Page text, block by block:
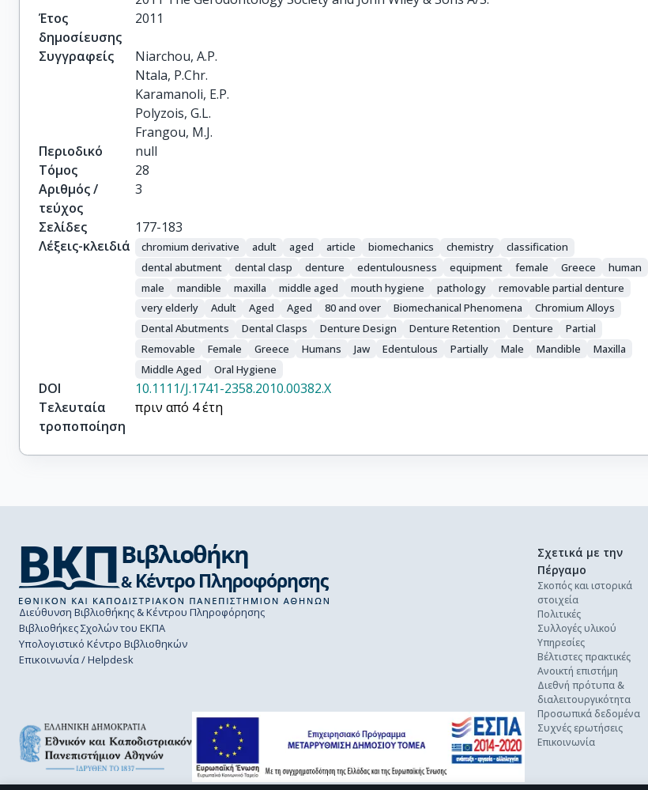
Έτος
δημοσίευσης
2011
Συγγραφείς
Niarchou, A.P.
Ntala, P.Chr.
Karamanoli, E.P.
Polyzois, G.L.
Frangou, M.J.
Περιοδικό
null
Τόμος
28
Αριθμός /
τεύχος
3
Σελίδες
177-183
Λέξεις-κλειδιά
chromium derivative adult aged article biomechanics chemistry
classification
dental abutment
dental clasp denture edentulousness equipment female Greece
human
male
mandible maxilla middle aged mouth hygiene pathology
removable partial denture
very elderly
Adult Aged Aged 80 and over Biomechanical Phenomena
Chromium Alloys
Dental Abutments
Dental Clasps Denture Design Denture Retention Denture
Partial
Removable
Female Greece Humans Jaw Edentulous Partially Male Mandible
Maxilla
Middle Aged
Oral Hygiene
DOI
10.1111/J.1741-2358.2010.00382.X
Τελευταία
τροποποίηση
πριν από 4 έτη
Διεύθυνση Βιβλιοθήκης & Κέντρου Πληροφόρησης
Βιβλιοθήκες Σχολών του ΕΚΠΑ
Υπολογιστικό Κέντρο Βιβλιοθηκών
Επικοινωνία / Helpdesk
Σχετικά με την
Πέργαμο
Σκοπός και ιστορικά
στοιχεία
Πολιτικές
Συλλογές υλικού
Υπηρεσίες
Βέλτιστες πρακτικές
Ανοικτή επιστήμη
Διεθνή πρότυπα &
διαλειτουργικότητα
Προσωπικά δεδομένα
Συχνές ερωτήσεις
Επικοινωνία